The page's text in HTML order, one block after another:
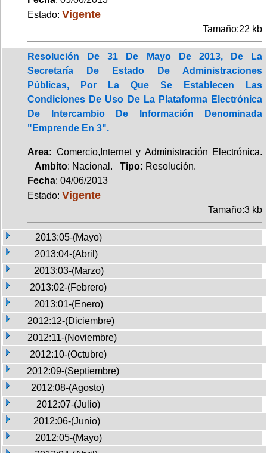
Estado: Vigente
Tamaño:22 kb
Resolución De 31 De Mayo De 2013, De La
Secretaría De Estado De Administraciones
Públicas, Por La Que Se Establecen Las
Condiciones De Uso De La Plataforma Electrónica
De Intercambio De Información Denominada
"Emprende En 3".
Area: Comercio,Internet y Administración Electrónica.
Ambito: Nacional. Tipo: Resolución.
Fecha: 04/06/2013
Estado: Vigente
Tamaño:3 kb
2013:05-(Mayo)
2013:04-(Abril)
2013:03-(Marzo)
2013:02-(Febrero)
2013:01-(Enero)
2012:12-(Diciembre)
2012:11-(Noviembre)
2012:10-(Octubre)
2012:09-(Septiembre)
2012:08-(Agosto)
2012:07-(Julio)
2012:06-(Junio)
2012:05-(Mayo)